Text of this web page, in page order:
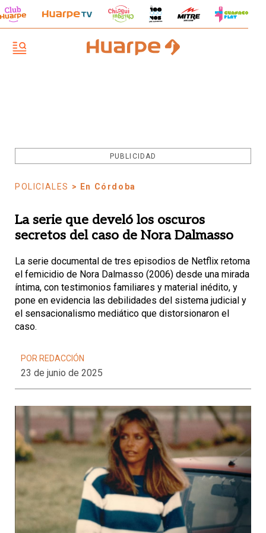
PUBLICIDAD
POLICIALES > En Córdoba
La serie que develó los oscuros
secretos del caso de Nora Dalmasso
La serie documental de tres episodios de Netflix retoma
el femicidio de Nora Dalmasso (2006) desde una mirada
íntima, con testimonios familiares y material inédito, y
pone en evidencia las debilidades del sistema judicial y
el sensacionalismo mediático que distorsionaron el
caso.
POR REDACCIÓN
23 de junio de 2025